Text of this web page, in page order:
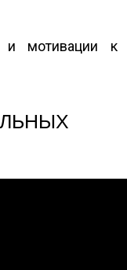
и мотивации к